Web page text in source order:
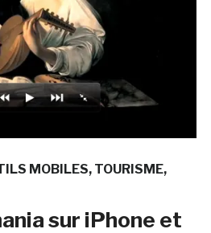
MOBILES TOURISME
sur iPhone et